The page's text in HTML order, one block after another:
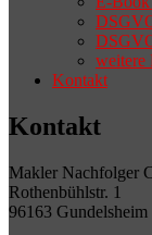
weitere
Kontakt
Kontakt
Makler Nachfolger
Rothenbühlstr. 1
96163 Gundelsheim